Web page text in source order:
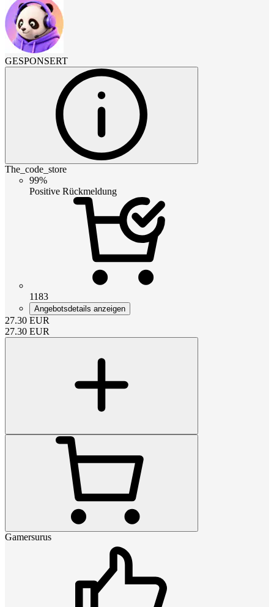
GESPONSERT
The_code_store
99%
Positive Rückmeldung
1183
Angebotsdetails anzeigen
27.30 EUR
27.30 EUR
Gamersurus